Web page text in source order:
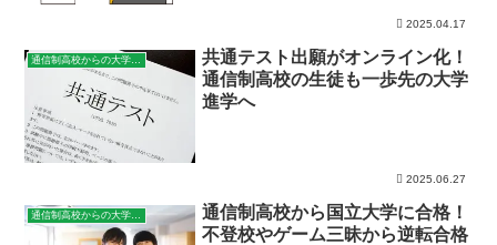
2025.04.17
通信制高校からの大学進学
共通テスト出願がオンライン化！
通信制高校の生徒も一歩先の大学
進学へ
2025.06.27
通信制高校から国立大学に合格！
不登校やゲーム三昧から逆転合格